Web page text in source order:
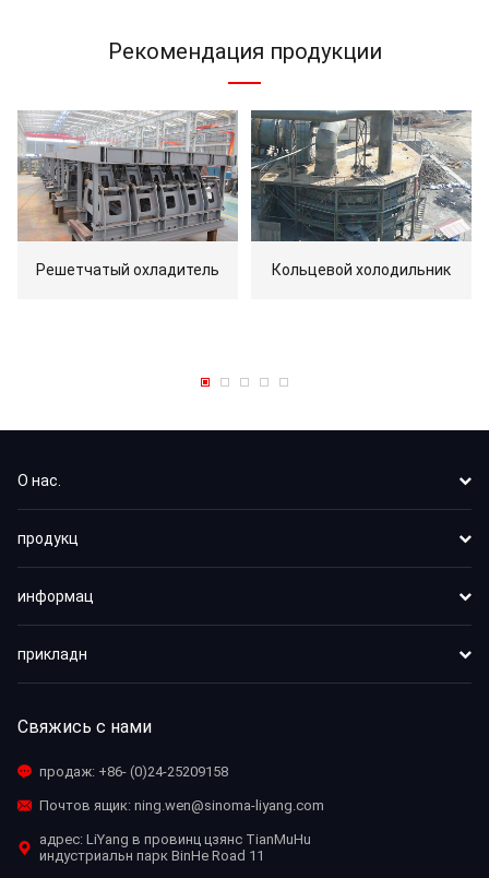
Рекомендация продукции
Решетчатый охладитель Кольцевой холодильник
Свяжись с нами
продаж: +86- (0)24-25209158
Почтов ящик: ning.wen@sinoma-liyang.com
адрес: LiYang в провинц цзянс TianMuHu
индустриальн парк BinHe Road 11
О нас.
продукц
информац
прикладн